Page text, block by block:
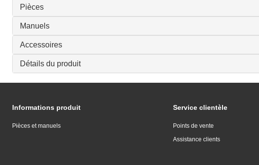
Pièces
Manuels
Accessoires
Détails du produit
Informations produit
Pièces et manuels
Service clientèle
Points de vente
Assistance clients